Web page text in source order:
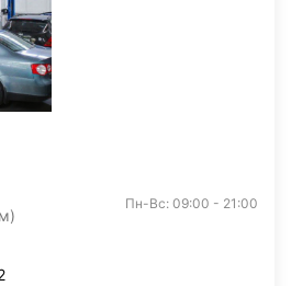
Пн-Вс: 09:00 - 21:00